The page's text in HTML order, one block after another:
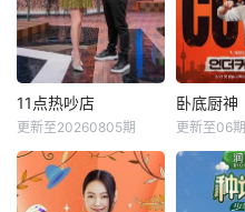
11点热吵店
更新至20260805期
卧底厨神
更新至06期